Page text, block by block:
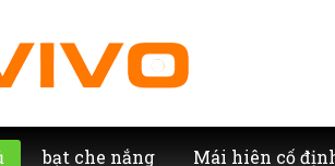
bạt che nắng Mái hiên cố